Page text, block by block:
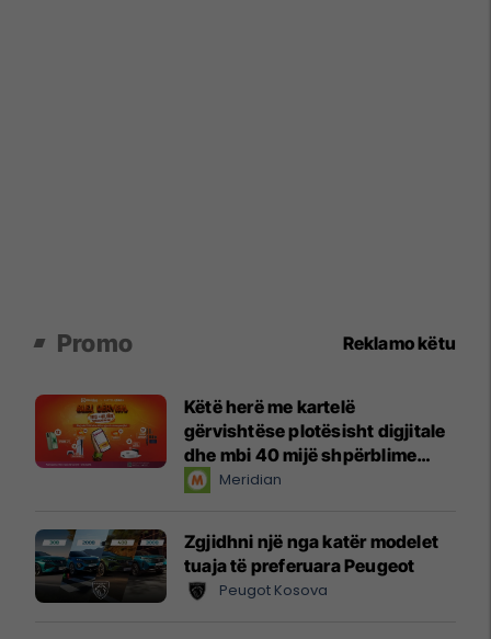
Promo Reklamo këtu
Këtë herë me kartelë
gërvishtëse plotësisht digjitale
dhe mbi 40 mijë shpërblime
instant!Meridian
Zgjidhni një nga katër modelet
tuaja të preferuara Peugeot
Peugot Kosova